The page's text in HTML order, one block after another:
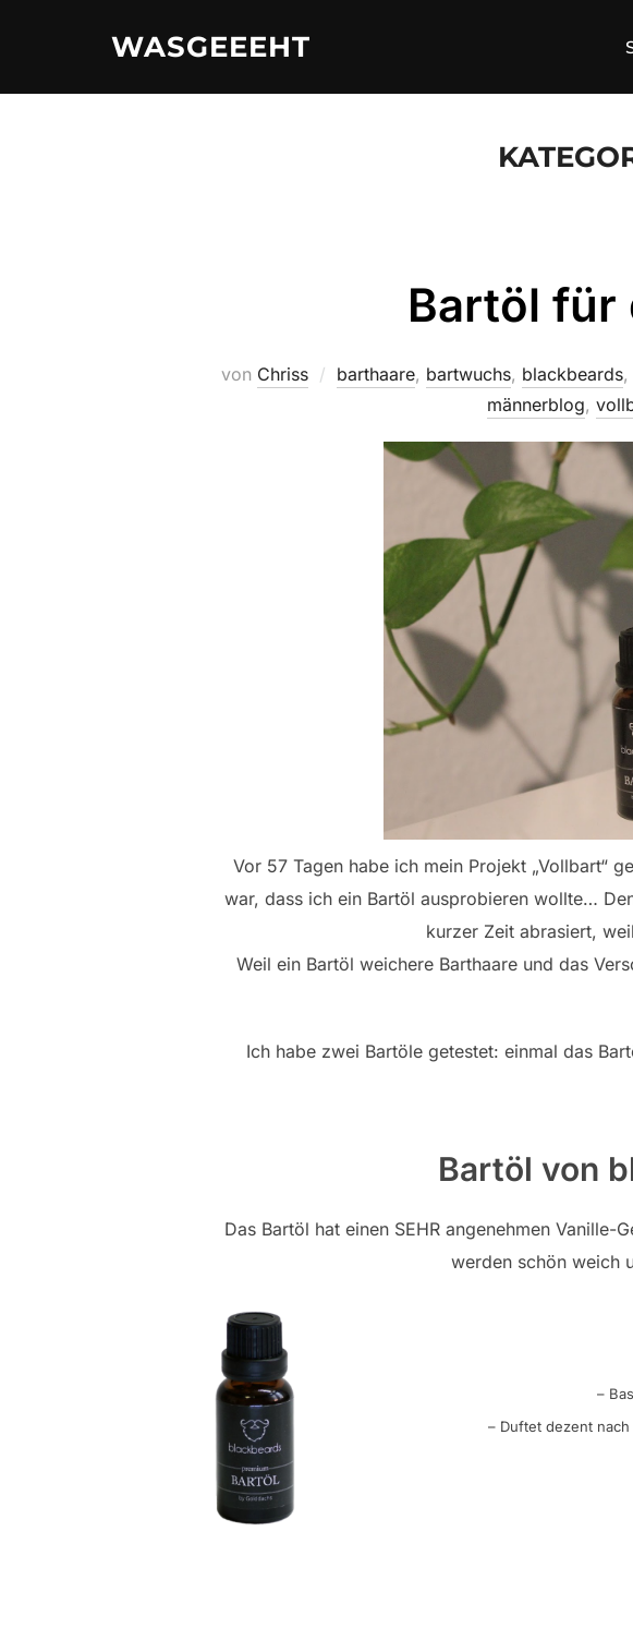
WASGEEEHT
Bartöl
von Chriss barthaare, bartwuchs, blackbeards,
männerblog,
Vor 57 Tagen habe ich mein Projekt „Vollbart“
war, dass ich ein Bartöl ausprobieren wollte…
kurzer Zeit abrasiert,
Weil ein Bartöl weichere Barthaare und das
Ich habe zwei Bartöle getestet: einmal das
Bartöl von
Das Bartöl hat einen SEHR angenehmen
werden schön weich
–
– Duftet dezent